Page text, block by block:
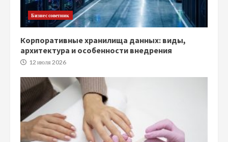
Бизнес советник
Корпоративные хранилища данных: виды,
архитектура и особенности внедрения
12 июля 2026